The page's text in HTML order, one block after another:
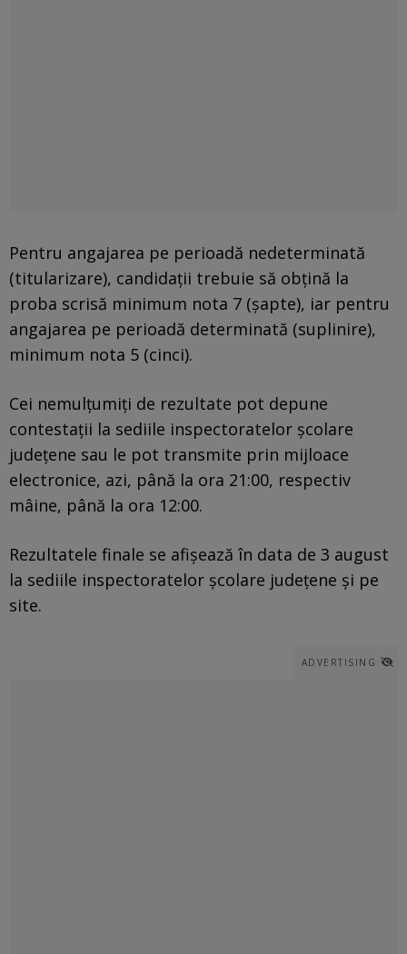
Pentru angajarea pe perioadă nedeterminată
(titularizare), candidații trebuie să obțină la
proba scrisă minimum nota 7 (șapte), iar pentru
angajarea pe perioadă determinată (suplinire),
minimum nota 5 (cinci).
Cei nemulțumiți de rezultate pot depune
contestații la sediile inspectoratelor școlare
județene sau le pot transmite prin mijloace
electronice, azi, până la ora 21:00, respectiv
mâine, până la ora 12:00.
Rezultatele finale se afișează în data de 3 august
la sediile inspectoratelor școlare județene și pe
site.
ADVERTISING